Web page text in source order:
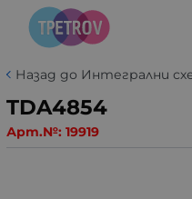
Назад до Интегрални
TDA4854
Арт.№: 19919